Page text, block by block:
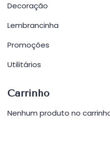
Decoração
Lembrancinha
Promoções
Utilitários
Carrinho
Nenhum produto no